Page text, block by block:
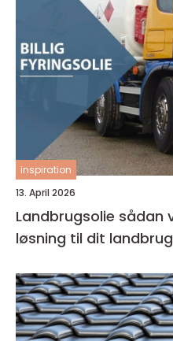
inspiration
13. April 2026
Landbrugsolie sådan vælger du den rigtige
løsning til dit landbrug